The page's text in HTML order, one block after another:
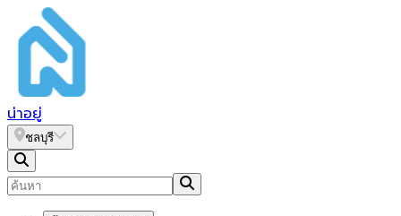
น่าอยู่
ชลบุรี